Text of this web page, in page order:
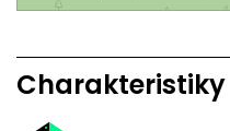
Charakteristiky